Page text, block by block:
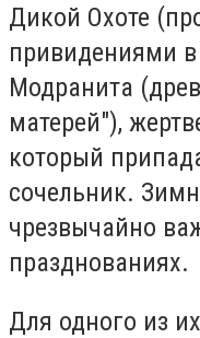
Дикой Охоте
привидениями
Модранита
матерей"),
который
сочельник.
чрезвычайно
празднованиях.
Для одного из